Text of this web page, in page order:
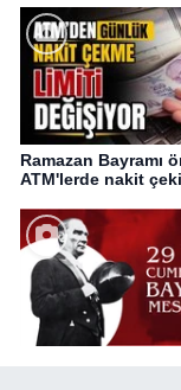
Ramazan Bayramı
ATM'lerde nakit